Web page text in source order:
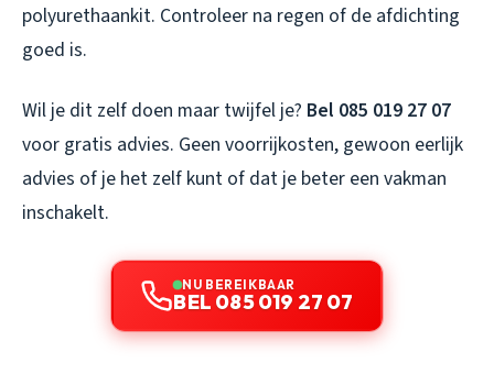
polyurethaankit. Controleer na regen of de afdichting
goed is.
Wil je dit zelf doen maar twijfel je? Bel 085 019 27 07
voor gratis advies. Geen voorrijkosten, gewoon eerlijk
advies of je het zelf kunt of dat je beter een vakman
inschakelt.
NU BEREIKBAAR
BEL 085 019 27 07